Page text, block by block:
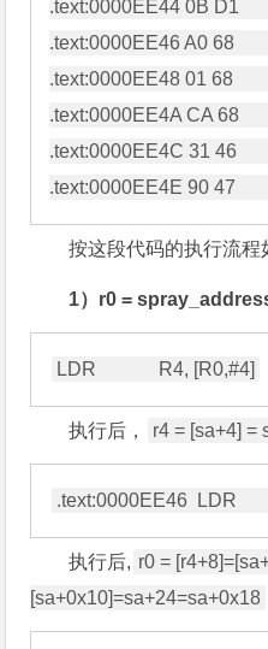
.text:0000EE44 0B D1
.text:0000EE46 A0 68
.text:0000EE48 01 68
.text:0000EE4A CA 68
.text:0000EE4C 31 46
按这段代码的执行流程
1）r0 =
执行后， r4 = [sa+4] =
执行后, r0 =
[sa+0x10]=sa+24=sa+0x18